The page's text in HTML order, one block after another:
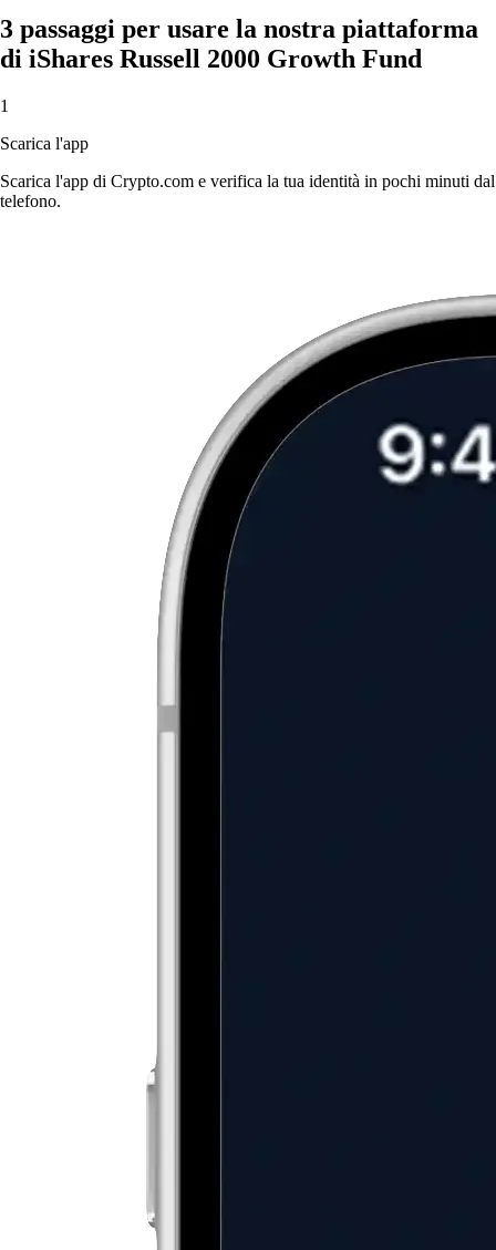
3 passaggi per usare la nostra piattaforma
di iShares Russell 2000 Growth Fund
1
Scarica l'app
Scarica l'app di Crypto.com e verifica la tua identità in pochi minuti dal
telefono.